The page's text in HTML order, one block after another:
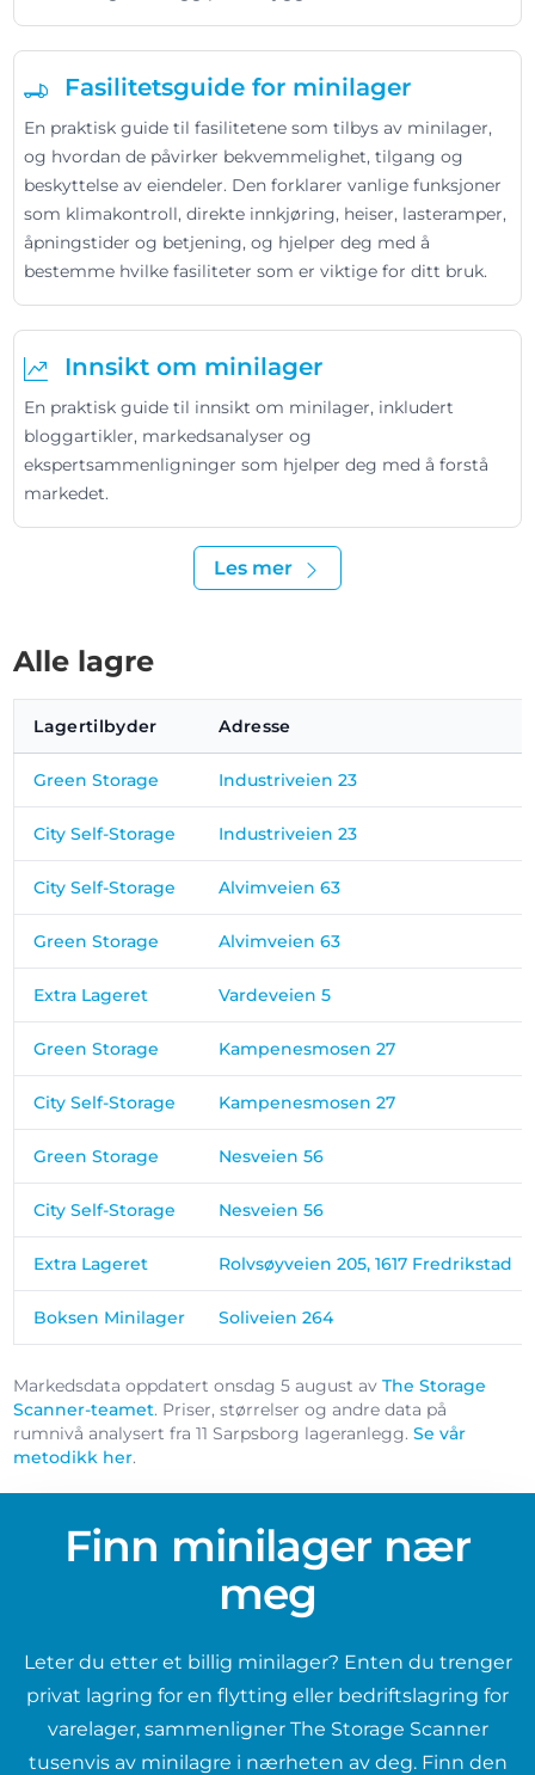
Fasilitetsguide for minilager
En praktisk guide til fasilitetene som tilbys av minilager,
og hvordan de påvirker bekvemmelighet, tilgang og
beskyttelse av eiendeler. Den forklarer vanlige funksjoner
som klimakontroll, direkte innkjøring, heiser, lasteramper,
åpningstider og betjening, og hjelper deg med å
bestemme hvilke fasiliteter som er viktige for ditt bruk.
Innsikt om minilager
En praktisk guide til innsikt om minilager, inkludert
bloggartikler, markedsanalyser og
ekspertsammenligninger som hjelper deg med å forstå
markedet.
Les mer
Alle lagre
Lagertilbyder Adresse
Green Storage Industriveien 23
City Self-Storage Industriveien 23
City Self-Storage Alvimveien 63
Green Storage Alvimveien 63
Extra Lageret Vardeveien 5
Green Storage Kampenesmosen 27
City Self-Storage Kampenesmosen 27
Green Storage Nesveien 56
City Self-Storage Nesveien 56
Extra Lageret Rolvsøyveien 205, 1617 Fredrikstad
Boksen Minilager Soliveien 264
Markedsdata oppdatert onsdag 5 august avThe Storage
Scanner-teamet. Priser, størrelser og andre data på
rumnivå analysert fra 11 Sarpsborg lageranlegg.Se vår
metodikk her.
Finn minilager nær
meg
Leter du etter et billig minilager? Enten du trenger
privat lagring for en flytting eller bedriftslagring for
varelager, sammenligner The Storage Scanner
tusenvis av minilagre i nærheten av deg. Finn den